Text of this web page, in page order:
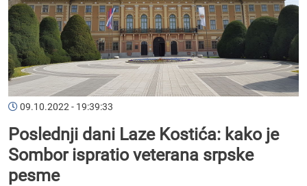
09.10.2022 - 19:39:33
Poslednji dani Laze Kostića: kako je
Sombor ispratio veterana srpske
pesme